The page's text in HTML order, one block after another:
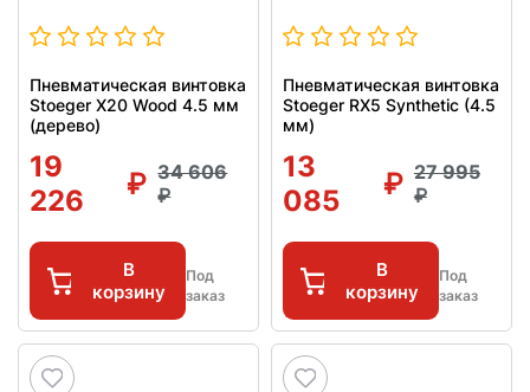
Пневматическая винтовка
Stoeger X20 Wood 4.5 мм
(дерево)
19
226
34 606
В
корзину
Под
заказ
Пневматическая винтовка
Stoeger RX5 Synthetic (4.5
мм)
13
085
27 995
В
корзину
Под
заказ